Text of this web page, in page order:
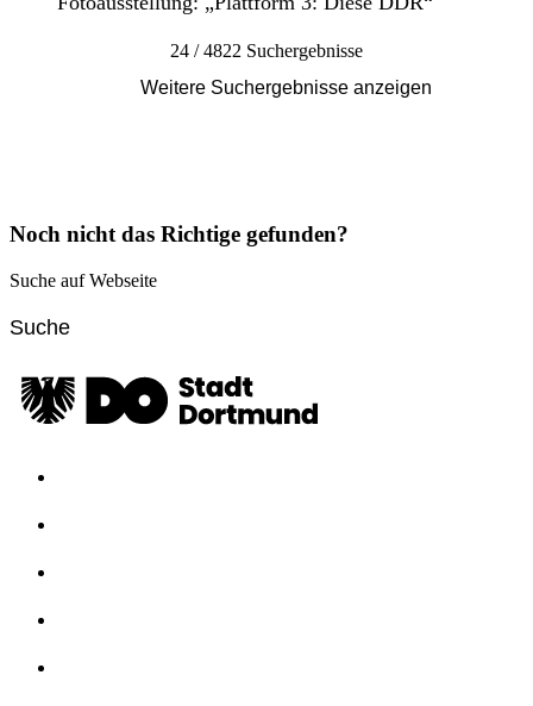
24 / 4822 Suchergebnisse
Weitere Suchergebnisse anzeigen
Noch nicht das Richtige gefunden?
Suche auf Webseite